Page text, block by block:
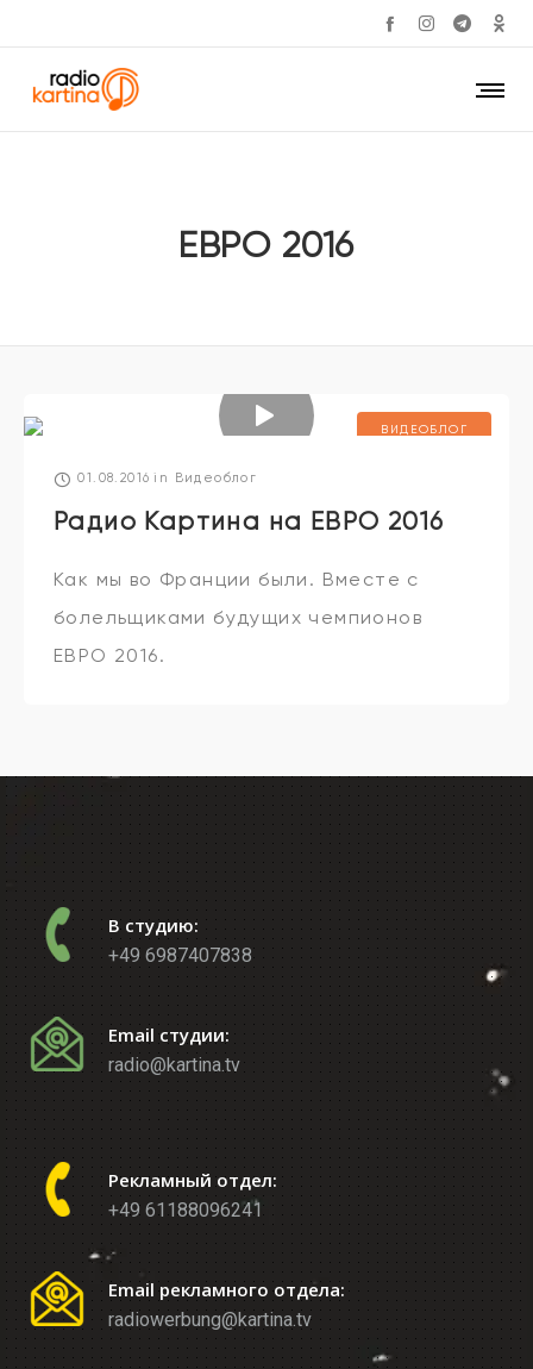
ЕВРО 2016
ВИДЕОБЛОГ
01.08.2016 in Видеоблог
Радио Картина на ЕВРО 2016
Как мы во Франции были. Вместе с
болельщиками будущих чемпионов
ЕВРО 2016.
В студию:
+49 6987407838
Email студии:
radio@kartina.tv
Рекламный отдел:
+49 61188096241
Email рекламного отдела:
radiowerbung@kartina.tv